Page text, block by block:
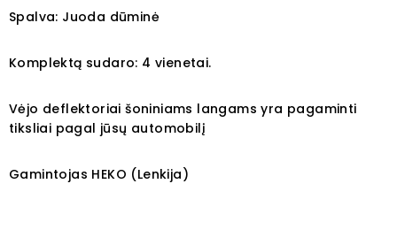
Spalva: Juoda dūminė
Komplektą sudaro: 4 vienetai.
Vėjo deflektoriai šoniniams langams yra pagaminti
tiksliai pagal jūsų automobilį
Gamintojas HEKO (Lenkija)